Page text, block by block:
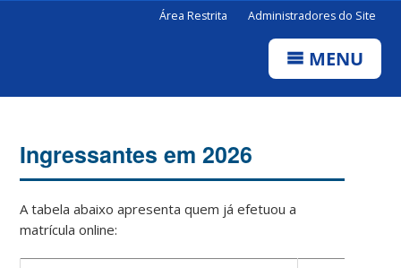
Área Restrita Administradores do Site
MENU
Ingressantes em 2026
A tabela abaixo apresenta quem já efetuou a
matrícula online: